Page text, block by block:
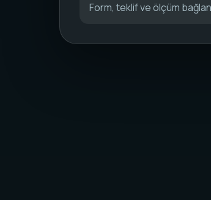
Form, teklif ve ölçüm